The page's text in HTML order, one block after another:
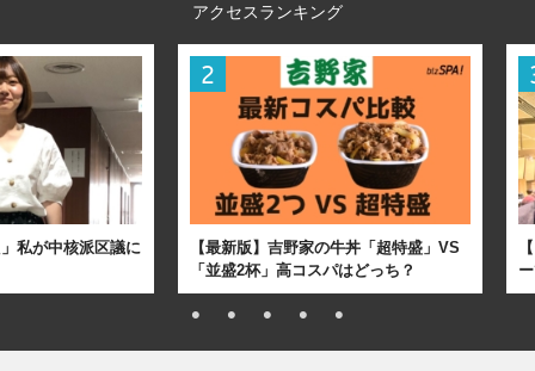
アクセスランキング
私が中核派区議に
【最新版】吉野家の牛丼「超特盛」VS
「並盛2杯」高コスパはどっち？